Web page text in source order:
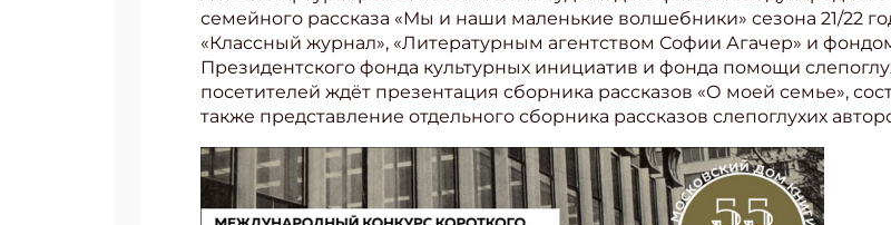
семейного рассказа «Мы и наши маленькие волшебники» сезона 21/22
«Классный журнал», «Литературным агентством Софии Агачер» и
Президентского фонда культурных инициатив и фонда помощи
посетителей ждёт презентация сборника рассказов «О моей семье»,
также представление отдельного сборника рассказов слепоглухих
Подпишись на рассылку